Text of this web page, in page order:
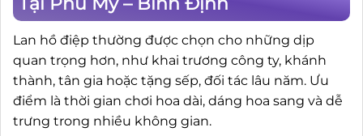
Lan hồ điệp thường được chọn cho những dịp
quan trọng hơn, như khai trương công ty, khánh
thành, tân gia hoặc tặng sếp, đối tác lâu năm. Ưu
điểm là thời gian chơi hoa dài, dáng hoa sang và dễ
trưng trong nhiều không gian.